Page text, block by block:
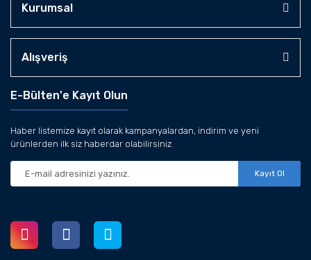
Kurumsal
Alışveriş
E-Bülten'e Kayıt Olun
Haber listemize kayıt olarak kampanyalardan, indirim ve yeni
ürünlerden ilk siz haberdar olabilirsiniz.
Kayıt Ol